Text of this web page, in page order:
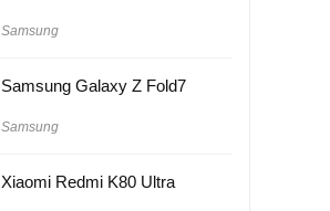
Samsung
Samsung Galaxy Z Fold7
Samsung
Xiaomi Redmi K80 Ultra